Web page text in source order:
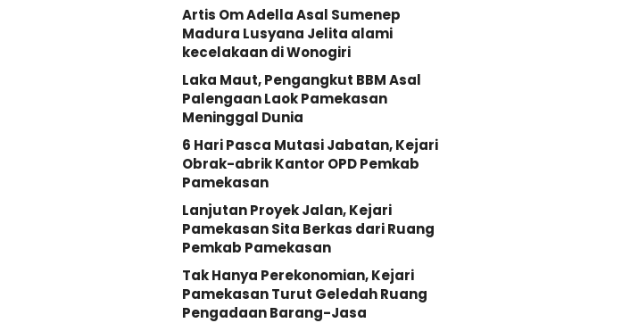
Artis Om Adella Asal Sumenep
Madura Lusyana Jelita alami
kecelakaan di Wonogiri
Laka Maut, Pengangkut BBM Asal
Palengaan Laok Pamekasan
Meninggal Dunia
6 Hari Pasca Mutasi Jabatan, Kejari
Obrak-abrik Kantor OPD Pemkab
Pamekasan
Lanjutan Proyek Jalan, Kejari
Pamekasan Sita Berkas dari Ruang
Pemkab Pamekasan
Tak Hanya Perekonomian, Kejari
Pamekasan Turut Geledah Ruang
Pengadaan Barang-Jasa